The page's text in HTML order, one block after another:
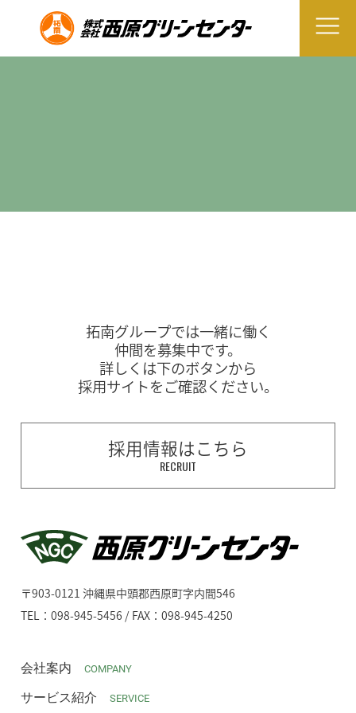
拓南グループでは一緒に働く
仲間を募集中です。
詳しくは下のボタンから
採用サイトをご確認ください。
採用情報はこちら
RECRUIT
〒903-0121 沖縄県中頭郡西原町字内間546
TEL：098-945-5456 / FAX：098-945-4250
会社案内 COMPANY
サービス紹介 SERVICE